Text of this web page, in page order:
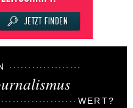
WERT?